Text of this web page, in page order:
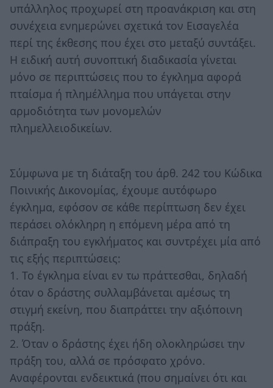
υπάλληλος προχωρεί στη προανάκριση και στη
συνέχεια ενημερώνει σχετικά τον Εισαγελέα
περί της έκθεσης που έχει στο μεταξύ συντάξει.
Η ειδική αυτή συνοπτική διαδικασία γίνεται
μόνο σε περιπτώσεις που το έγκλημα αφορά
πταίσμα ή πλημέλλημα που υπάγεται στην
αρμοδιότητα των μονομελών
πλημελλειοδικείων.
Σύμφωνα με τη διάταξη του άρθ. 242 του Κώδικα
Ποινικής Δικονομίας, έχουμε αυτόφωρο
έγκλημα, εφόσον σε κάθε περίπτωση δεν έχει
περάσει ολόκληρη η επόμενη μέρα από τη
διάπραξη του εγκλήματος και συντρέχει μία από
τις εξής περιπτώσεις:
1. Το έγκλημα είναι εν τω πράττεσθαι, δηλαδή
όταν ο δράστης συλλαμβάνεται αμέσως τη
στιγμή εκείνη, που διαπράττει την αξιόποινη
πράξη.
2. Όταν ο δράστης έχει ήδη ολοκληρώσει την
πράξη του, αλλά σε πρόσφατο χρόνο.
Αναφέρονται ενδεικτικά (που σημαίνει ότι και